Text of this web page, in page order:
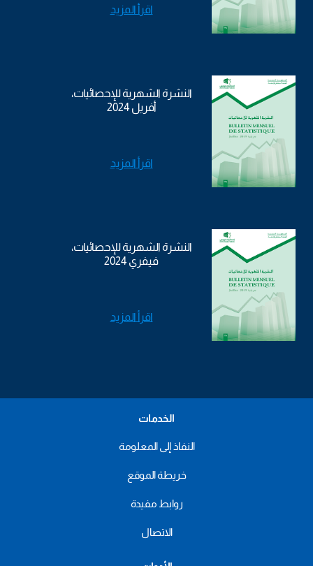
اقرأ المزيد
النشرة الشهرية للإحصائيات،
أفريل 2024
اقرأ المزيد
النشرة الشهرية للإحصائيات،
فيفري 2024
اقرأ المزيد
الخدمات
النفاذ إلى المعلومة
خريطة الموقع
روابط مفيدة
الاتصال